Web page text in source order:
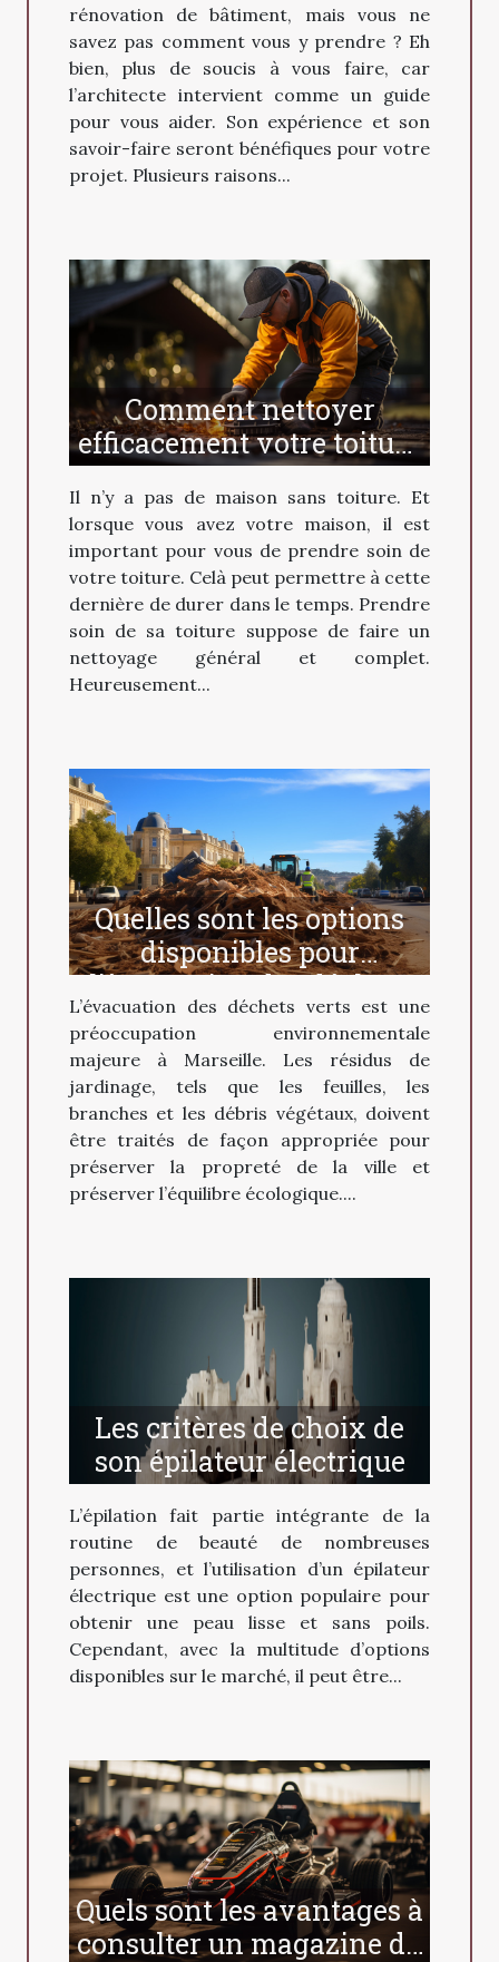
rénovation de bâtiment, mais vous ne
savez pas comment vous y prendre ? Eh
bien, plus de soucis à vous faire, car
l’architecte intervient comme un guide
pour vous aider. Son expérience et son
savoir-faire seront bénéfiques pour votre
projet. Plusieurs raisons...
Comment nettoyer
efficacement votre toiture
?
Il n’y a pas de maison sans toiture. Et
lorsque vous avez votre maison, il est
important pour vous de prendre soin de
votre toiture. Celà peut permettre à cette
dernière de durer dans le temps. Prendre
soin de sa toiture suppose de faire un
nettoyage général et complet.
Heureusement...
Quelles sont les options
disponibles pour
l’évacuation des déchets
verts à Marseille ?
L’évacuation des déchets verts est une
préoccupation environnementale
majeure à Marseille. Les résidus de
jardinage, tels que les feuilles, les
branches et les débris végétaux, doivent
être traités de façon appropriée pour
préserver la propreté de la ville et
préserver l’équilibre écologique....
Les critères de choix de
son épilateur électrique
L’épilation fait partie intégrante de la
routine de beauté de nombreuses
personnes, et l’utilisation d’un épilateur
électrique est une option populaire pour
obtenir une peau lisse et sans poils.
Cependant, avec la multitude d’options
disponibles sur le marché, il peut être...
Quels sont les avantages à
consulter un magazine du